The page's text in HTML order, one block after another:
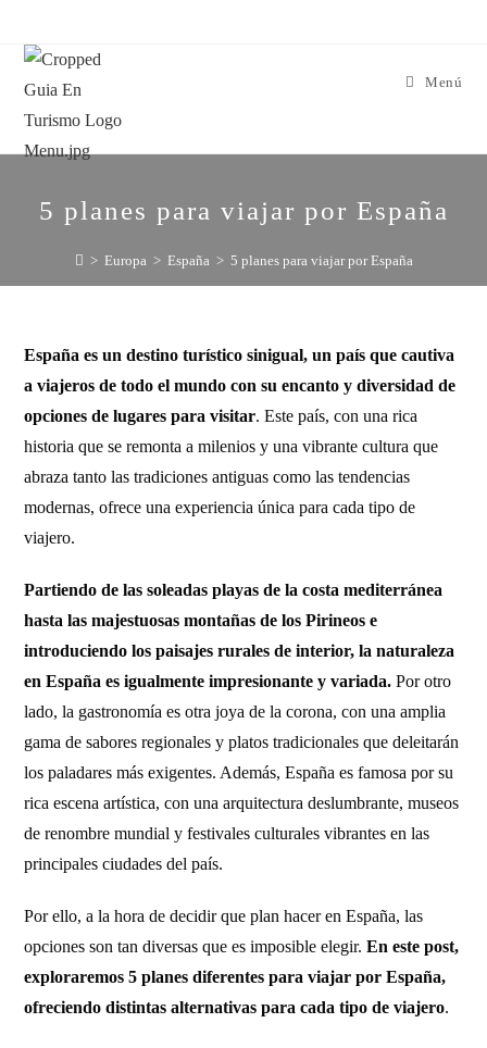
Menú
5 planes para viajar por España
> Europa > España > 5 planes para viajar por España
España es un destino turístico sinigual, un país que cautiva
a viajeros de todo el mundo con su encanto y diversidad de
opciones de lugares para visitar. Este país, con una rica
historia que se remonta a milenios y una vibrante cultura que
abraza tanto las tradiciones antiguas como las tendencias
modernas, ofrece una experiencia única para cada tipo de
viajero.
Partiendo de las soleadas playas de la costa mediterránea
hasta las majestuosas montañas de los Pirineos e
introduciendo los paisajes rurales de interior, la naturaleza
en España es igualmente impresionante y variada. Por otro
lado, la gastronomía es otra joya de la corona, con una amplia
gama de sabores regionales y platos tradicionales que deleitarán
los paladares más exigentes. Además, España es famosa por su
rica escena artística, con una arquitectura deslumbrante, museos
de renombre mundial y festivales culturales vibrantes en las
principales ciudades del país.
Por ello, a la hora de decidir que plan hacer en España, las
opciones son tan diversas que es imposible elegir.En este post,
exploraremos 5 planes diferentes para viajar por España,
ofreciendo distintas alternativas para cada tipo de viajero.